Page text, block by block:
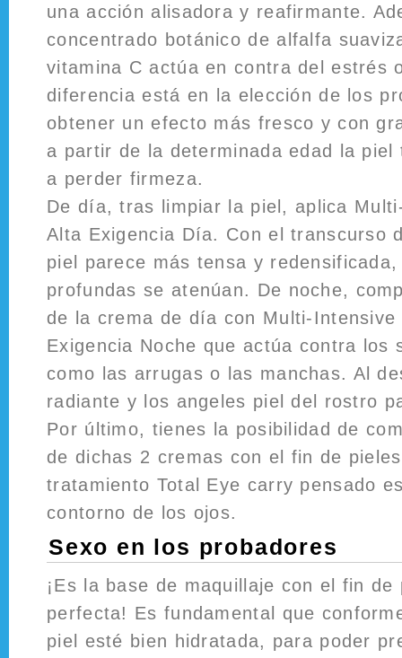
una acción alisadora y reafirmante.
concentrado botánico de alfalfa
vitamina C actúa en contra del estrés
diferencia está en la elección de los
obtener un efecto más fresco y con
a partir de la determinada edad la piel
a perder firmeza.
De día, tras limpiar la piel, aplica
Alta Exigencia Día. Con el transcurso
piel parece más tensa y
profundas se atenúan. De noche,
de la crema de día con Multi-Intensive
Exigencia Noche que actúa contra los
como las arrugas o las manchas. Al
radiante y los angeles piel del rostro
Por último, tienes la posibilidad de
de dichas 2 cremas con el fin de
tratamiento Total Eye carry pensado
contorno de los ojos.
Sexo en los probadores
¡Es la base de maquillaje con el fin de
perfecta! Es fundamental que
piel esté bien hidratada, para poder